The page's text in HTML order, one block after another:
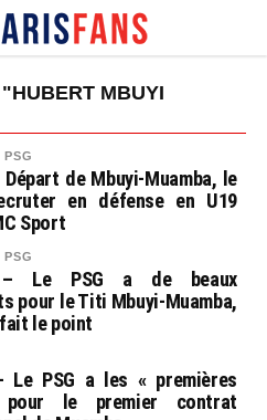
MBUYI
de Mbuyi-Muamba, le
en défense en U19
Sport
– Le PSG a de beaux
pour le Titi Mbuyi-Muamba,
le point
Le PSG a les « premières
le premier contrat